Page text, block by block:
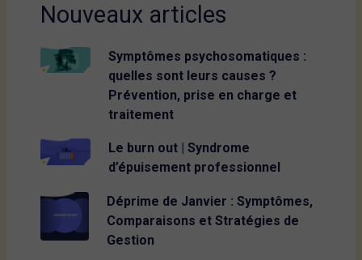
Nouveaux articles
Symptômes psychosomatiques :
quelles sont leurs causes ?
Prévention, prise en charge et
traitement
Le burn out | Syndrome
d’épuisement professionnel
Déprime de Janvier : Symptômes,
Comparaisons et Stratégies de
Gestion